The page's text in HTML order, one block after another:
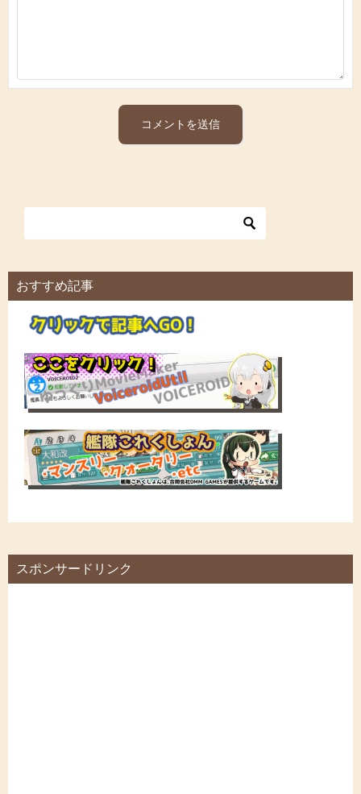
おすすめ記事
スポンサードリンク